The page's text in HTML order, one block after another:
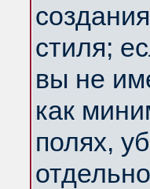
стиля;
вы не
как
полях,